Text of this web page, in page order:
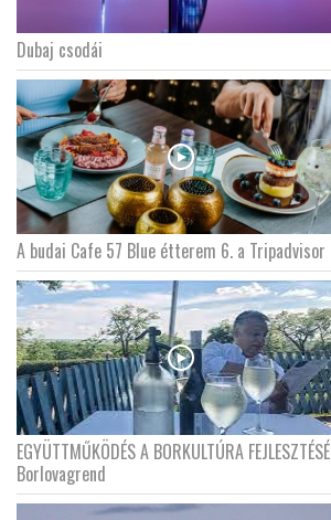
Dubaj csodái
A budai Cafe 57 Blue étterem 6. a
EGYÜTTMŰKÖDÉS A BORKULTÚRA
Borlovagrend